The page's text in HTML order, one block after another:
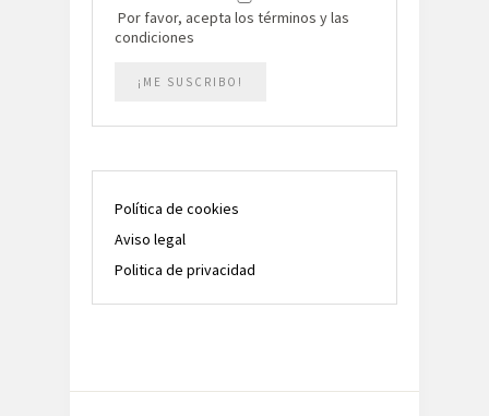
Por favor, acepta los términos y las
condiciones
Política de cookies
Aviso legal
Politica de privacidad